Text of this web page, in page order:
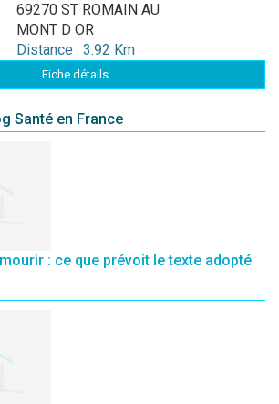
69270 ST ROMAIN AU
MONT D OR
Distance : 3.92 Km
Fiche détails
Santé en France
: ce que prévoit le texte adopté